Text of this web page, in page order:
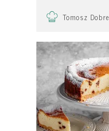
Tomosz Dobre